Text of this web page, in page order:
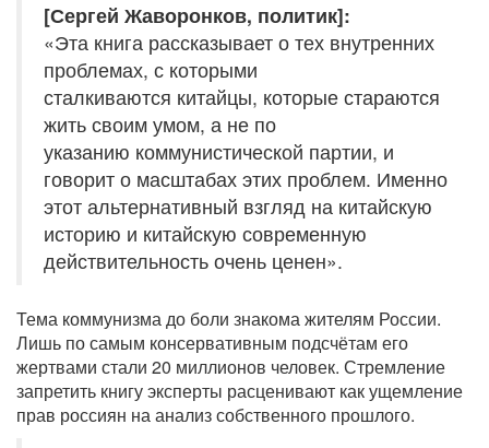
[Сергей Жаворонков, политик]:
«Эта книга рассказывает о тех внутренних
проблемах, с которыми
сталкиваются китайцы, которые стараются
жить своим умом, а не по
указанию коммунистической партии, и
говорит о масштабах этих проблем. Именно
этот альтернативный взгляд на китайскую
историю и китайскую современную
действительность очень ценен».
Тема коммунизма до боли знакома жителям России.
Лишь по самым консервативным подсчётам его
жертвами стали 20 миллионов человек. Стремление
запретить книгу эксперты расценивают как ущемление
прав россиян на анализ собственного прошлого.